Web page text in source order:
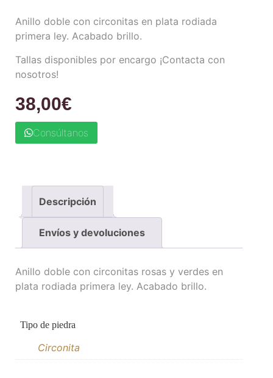
Anillo doble con circonitas en plata rodiada
primera ley. Acabado brillo.
Tallas disponibles por encargo ¡Contacta con
nosotros!
38,00€
Consúltanos
Descripción
Envíos y devoluciones
Anillo doble con circonitas rosas y verdes en
plata rodiada primera ley. Acabado brillo.
Tipo de piedra
Circonita